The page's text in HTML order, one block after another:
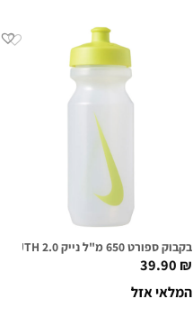
בקבוק ספורט 650 מ"ל נייק NIKE BIG MOUTH 2.0 שקוף/ירוק
39.90₪
המלאי אזל